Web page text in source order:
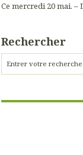
Ce mercredi 20 mai. –
Rechercher